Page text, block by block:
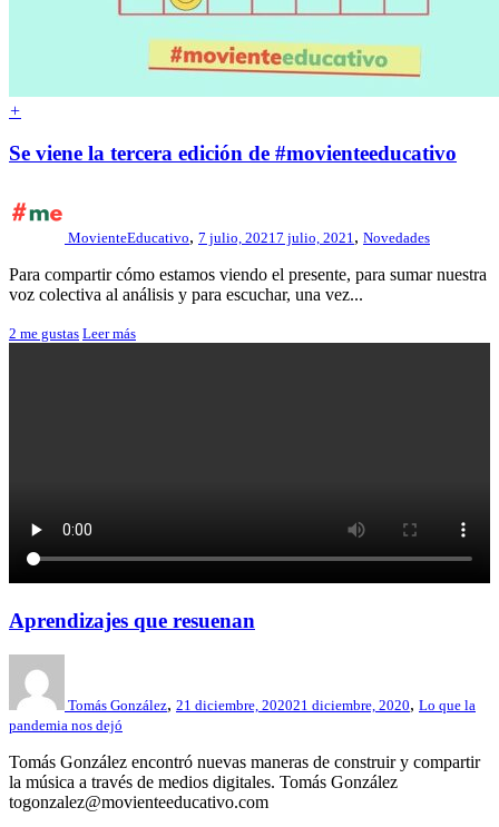
+
Se viene la tercera edición de #movienteeducativo
MovienteEducativo, 7 julio, 20217 julio, 2021, Novedades
Para compartir cómo estamos viendo el presente, para sumar nuestra
voz colectiva al análisis y para escuchar, una vez...
2 me gustas Leer más
Aprendizajes que resuenan
Tomás González, 21 diciembre, 202021 diciembre, 2020, Lo que la
pandemia nos dejó
Tomás González encontró nuevas maneras de construir y compartir
la música a través de medios digitales. Tomás González
togonzalez@movienteeducativo.com